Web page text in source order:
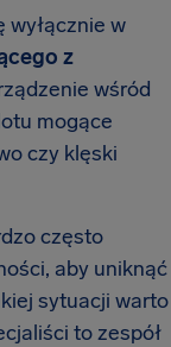
wyłącznie w
z
wśród
mogące
czy klęski
często
aby uniknąć
sytuacji warto
to zespół